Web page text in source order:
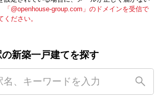
「@openhouse-group.com」のドメインを受信で
ください。
新築一戸建てを探す